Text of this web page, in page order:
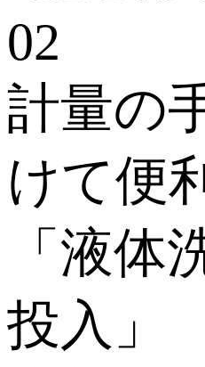
計量の
けて便
「液体
投入」